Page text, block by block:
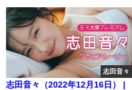
2024) | ちゅきめろでぃ!さんより
志田音々
志田音々（2022年12月16日） |